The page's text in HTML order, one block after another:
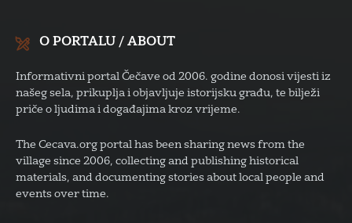
O PORTALU / ABOUT
Informativni portal Čečave od 2006. godine donosi vijesti iz
našeg sela, prikuplja i objavljuje istorijsku građu, te bilježi
priče o ljudima i događajima kroz vrijeme.
The Cecava.org portal has been sharing news from the
village since 2006, collecting and publishing historical
materials, and documenting stories about local people and
events over time.